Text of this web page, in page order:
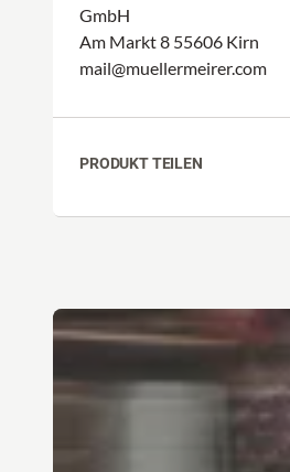
Die Serie 'Coccodrillo'
Qualität.
GmbH
Am Markt 8 55606 Kirn
mail@muellermeirer.com
PRODUKT TEILEN